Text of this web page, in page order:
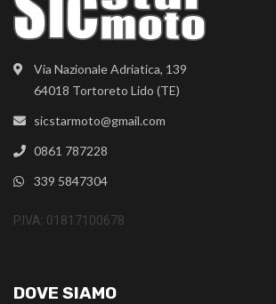
Via Nazionale Adriatica, 139
64018 Tortoreto Lido (TE)
sicstarmoto@gmail.com
0861 787228
339 5847304
P.IVA: 01817100678
DOVE SIAMO